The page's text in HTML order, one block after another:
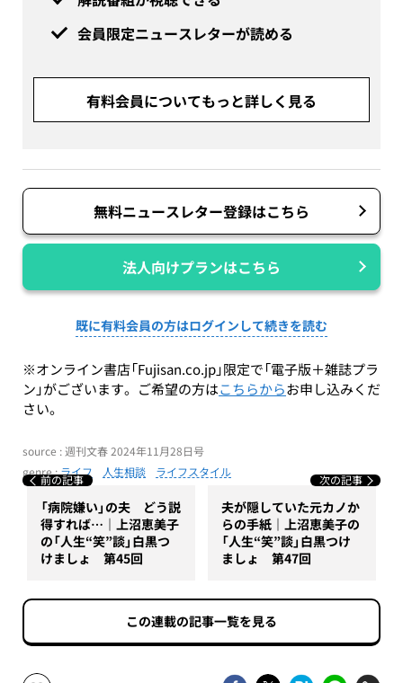
会員限定ニュースレターが読める
有料会員についてもっと詳しく見る
無料ニュースレター登録はこちら
法人向けプランはこちら
既に有料会員の方はログインして続きを読む
※オンライン書店「Fujisan.co.jp」限定で「電子版＋雑誌プラ
ン」がございます。ご希望の方はこちらからお申し込みくだ
さい。
source : 週刊文春 2024年11月28日号
genre :ライフ 人生相談 ライフスタイル
前の記事
「病院嫌い」の夫 どう説
得すれば…｜上沼恵美子
の「人生“笑”談」白黒つ
けましょ 第45回
次の記事
夫が隠していた元カノか
らの手紙｜上沼恵美子の
「人生“笑”談」白黒つけ
ましょ 第47回
この連載の記事一覧を見る